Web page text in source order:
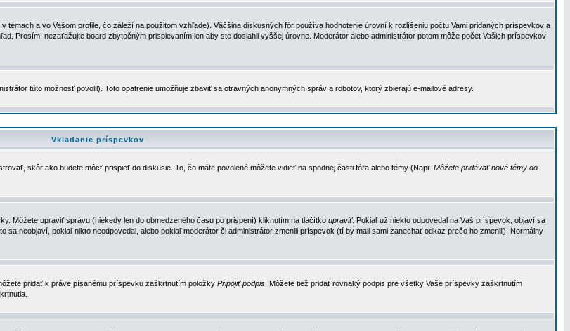
a vo Vašom profile, čo záleží na použitom vzhľade). Väčšina diskusných fór používa hodnotenie úrovní k rozlíšeniu počtu Vami pridaných príspevkov a
Prosím, nezaťažujte board zbytočným prispievaním len aby ste dosiahli vyššej úrovne. Moderátor alebo administrátor potom môže počet Vašich príspevkov
túto možnosť povolil). Toto opatrenie umožňuje zbaviť sa otravných anonymných správ a robotov, ktorý zbierajú e-mailové adresy.
Vkladanie príspevkov
skôr ako budete môcť prispieť do diskusie. To, čo máte povolené môžete vidieť na spodnej časti fóra alebo témy (Napr. Môžete pridávať nové témy do
Môžete upraviť správu (niekedy len do obmedzeného času po prispení) kliknutím na tlačítko upraviť. Pokiaľ už niekto odpovedal na Váš príspevok, objaví sa
neobjaví, pokiaľ nikto neodpovedal, alebo pokiaľ moderátor či administrátor zmenili príspevok (tí by mali sami zanechať odkaz prečo ho zmenili). Normálny
pridať k práve písanému príspevku zaškrtnutím položky Pripojiť podpis . Môžete tiež pridať rovnaký podpis pre všetky Vaše príspevky zaškrtnutím